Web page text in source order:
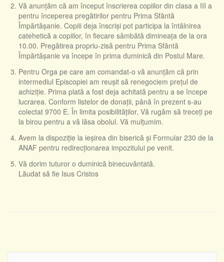
Vă anunțăm că am început înscrierea copiilor din clasa a III a
pentru începerea pregătirilor pentru Prima Sfântă
Împărtășanie. Copiii deja înscriși pot participa la întâlnirea
catehetică a copiilor, în fiecare sâmbătă dimineața de la ora
10.00. Pregătirea propriu-zisă pentru Prima Sfântă
Împărtășanie va începe în prima duminică din Postul Mare.
Pentru Orga pe care am comandat-o vă anunțăm că prin
intermediul Episcopiei am reușit să renegociem prețul de
achiziție. Prima plată a fost deja achitată pentru a se începe
lucrarea. Conform listelor de donații, până în prezent s-au
colectat 9700 E. În limita posibilităților, Vă rugăm să treceți pe
la birou pentru a vă lăsa obolul. Vă mulțumim.
Avem la dispoziție la ieșirea din biserică și Formular 230 de la
ANAF pentru redirecționarea impozitului pe venit.
Vă dorim tuturor o duminică binecuvântată.
Lăudat să fie Isus Cristos